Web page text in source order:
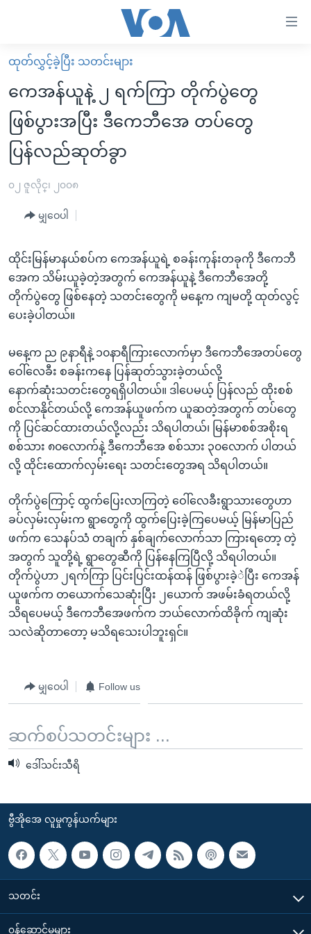
လွယ်ကူ
စေ
သည့်
Link
များ
ပင်မ
ကြည့်
ရန်
ပင်မ
အ
စာမျက်နှာ
သို့
ကျော်
ကြည့်
ရန်
ရှာဖွေ
ရန်
သို့
ကျော်
ရန်
မူလစာမျက်နှာ
မြန်မာ
ကမ္ဘာ့သတင်းများ
နိုင်ငံတကာ
အစ္စရေး-ပါလက်စတိုင်း
ဗွီဒီယို
အင်္ဂလိပ်စာလေ့လာမယ်
မကြေးမုံရဲ့ အင်္ဂလိပ်စာ
ရုပ်ရှင်ထဲက အင်္ဂလိပ်စာ
သုတပဒေသာ အင်္ဂလိပ်စာ
ရေဒီယို
တီဗွီ
ရေဒီယိုနှင့်ရုပ်သံ အချက်အလက်များ
ရေဒီယို/တီဗွီအစီအစဉ်
ဗွီအိုအေ လူမှုကွန်ယက်များ
ဘာသာစကားများ
ထုတ်လွှင့်ခဲ့ပြီး သတင်းများ
ကေအန်ယူနဲ့ ၂ ရက်ကြာ တိုက်ပွဲတွေ
ဖြစ်ပွားအပြီး ဒီကေဘီအေ တပ်တွေ
ပြန်လည်ဆုတ်ခွာ
၀၂ ဇူလိုင္၊ ၂၀၀၈
မျှဝေပါ
ထိုင်းမြန်မာနယ်စပ်က ကေအန်ယူရဲ့ စခန်းကုန်းတခုကို ဒီကေဘီ
အေက သိမ်းယူခဲ့တဲ့အတွက် ကေအန်ယူနဲ့ ဒီကေဘီအေတို့
တိုက်ပွဲတွေ ဖြစ်နေတဲ့ သတင်းတွေကို မနေ့က ကျမတို့ ထုတ်လွင့်
ပေးခဲ့ပါတယ်။
မနေ့က ည ၉နာရီနဲ့ ၁၀နာရီကြားလောက်မှာ ဒီကေဘီအေတပ်တွေ
ဝေါ်လေခီး စခန်းကနေ ပြန်ဆုတ်သွားခဲ့တယ်လို့
နောက်ဆုံးသတင်းတွေရရှိပါတယ်။ ဒါပေမယ့် ပြန်လည် ထိုးစစ်
စင်လာနိုင်တယ်လို့ ကေအန်ယူဖက်က ယူဆတဲ့အတွက် တပ်တွေ
ကို ပြင်ဆင်ထားတယ်လို့လည်း သိရပါတယ်၊ မြန်မာစစ်အစိုးရ
စစ်သား ၈၀လောက်နဲ့ ဒီကေဘီအေ စစ်သား ၃၀လောက် ပါတယ်
လို့ ထိုင်းထောက်လှမ်းရေး သတင်းတွေအရ သိရပါတယ်။
တိုက်ပွဲကြောင့် ထွက်ပြေးလာကြတဲ့ ဝေါ်လေခီးရွာသားတွေဟာ
ခပ်လှမ်းလှမ်းက ရွာတွေကို ထွက်ပြေးခဲ့ကြပေမယ့် မြန်မာပြည်
ဖက်က သေနပ်သံ တချက် နှစ်ချက်လောက်သာ ကြားရတော့ တဲ့
အတွက် သူတို့ရဲ့ ရွာတွေဆီကို ပြန်နေကြပြီလို့ သိရပါတယ်။
တိုက်ပွဲဟာ ၂ရက်ကြာ ပြင်းပြင်းထန်ထန် ဖြစ်ပွားခဲ့ဲပြီး ကေအန်
ယူဖက်က တယောက်သေဆုံးပြီး ၂ယောက် အဖမ်းခံရတယ်လို့
သိရပေမယ့် ဒီကေဘီအေဖက်က ဘယ်လောက်ထိခိုက် ကျဆုံး
သလဲဆိုတာတော့ မသိရသေးပါဘူးရှင်။
မျှဝေပါ Follow us
ဆက်စပ်သတင်းများ ...
ဒေါ်သင်းသီရိ
ဗွီအိုအေ လူမှုကွန်ယက်များ
သတင်း
၀န်ဆောင်မှုများ